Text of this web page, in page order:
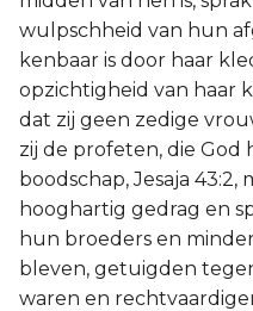
wulpschheid van hun
kenbaar is door haar
opzichtigheid van haar
dat zij geen zedige
zij de profeten, die God
boodschap, Jesaja
hooghartig gedrag en
hun broeders en
bleven, getuigden
waren en